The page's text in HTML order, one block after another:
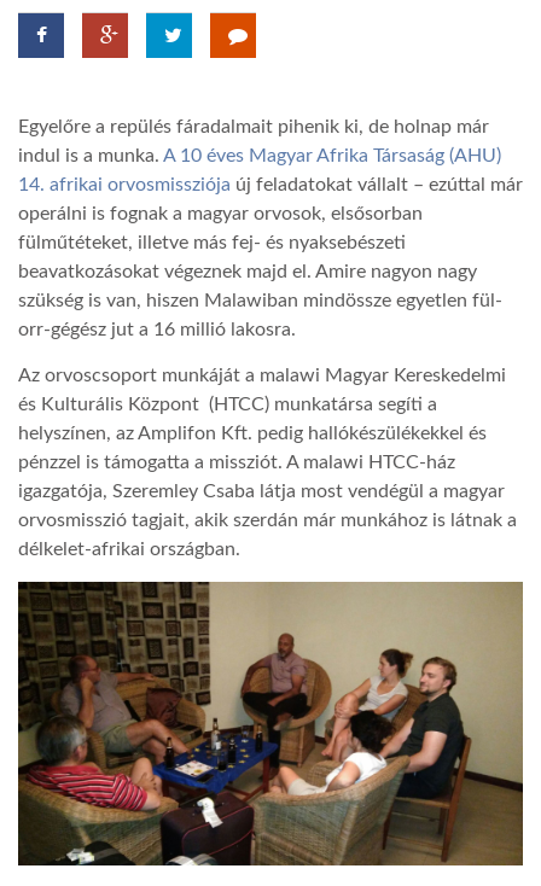
GLOBOBOOK
Egyelőre a repülés fáradalmait pihenik ki, de holnap már
indul is a munka. A 10 éves Magyar Afrika Társaság (AHU)
14. afrikai orvosmissziója új feladatokat vállalt – ezúttal már
operálni is fognak a magyar orvosok, elsősorban
fülműtéteket, illetve más fej- és nyaksebészeti
beavatkozásokat végeznek majd el. Amire nagyon nagy
szükség is van, hiszen Malawiban mindössze egyetlen fül-
orr-gégész jut a 16 millió lakosra.
Az orvoscsoport munkáját a malawi Magyar Kereskedelmi
és Kulturális Központ (HTCC) munkatársa segíti a
helyszínen, az Amplifon Kft. pedig hallókészülékekkel és
pénzzel is támogatta a missziót. A malawi HTCC-ház
igazgatója, Szeremley Csaba látja most vendégül a magyar
orvosmisszió tagjait, akik szerdán már munkához is látnak a
délkelet-afrikai országban.